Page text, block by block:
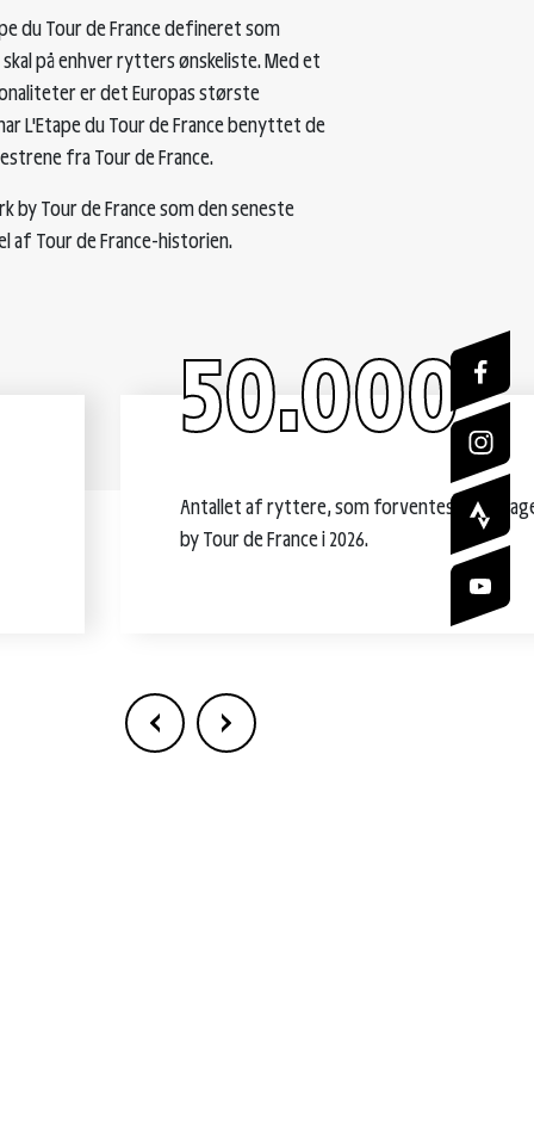
du Tour de France defineret som
på enhver rytters ønskeliste. Med et
er det Europas største
L'Etape du Tour de France benyttet de
fra Tour de France.
by Tour de France som den seneste
af Tour de France-historien.
50.000
Antallet af ryttere, som forventes at
by Tour de France i 2026.